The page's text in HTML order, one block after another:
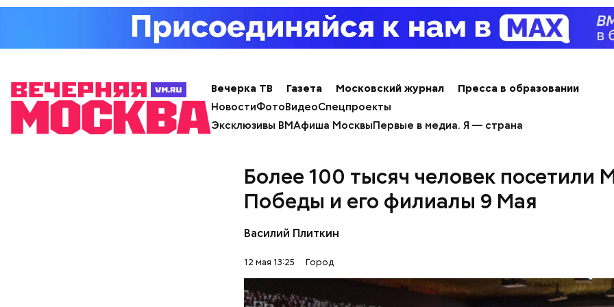
Вечерка ТВ Газета Московский журнал
Пресса в образовании
НовостиФотоВидеоСпецпроекты
Эксклюзивы ВМАфиша МосквыПервые в медиа. Я — страна
Более 100 тысяч человек посетили
Победы и его филиалы 9 Мая
Василий Плиткин
12 мая 13:25 Город
В Первом московском образовательном комплексе
мастерские для дизайнеров одежды. Их оснастили
швейными машинами, парогенераторами, раскройными
занимаются более 500 студентов.
ПРЯМАЯ РЕЧЬ